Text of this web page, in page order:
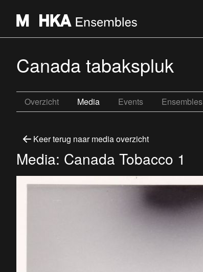
Canada tabakspluk
Overzicht Media Events Ensembles
Keer terug naar media overzicht
Media: Canada Tobacco 1